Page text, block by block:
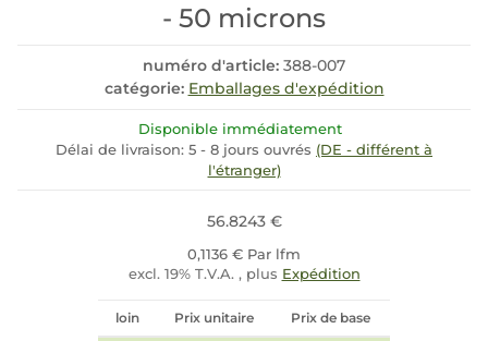
- 50 microns
numéro d'article: 388-007
catégorie: Emballages d'expédition
Disponible immédiatement
Délai de livraison: 5 - 8 jours ouvrés (DE - différent à
l'étranger)
56.8243 €
0,1136 € Par lfm
excl. 19% T.V.A. , plus Expédition
loin Prix unitaire Prix de base